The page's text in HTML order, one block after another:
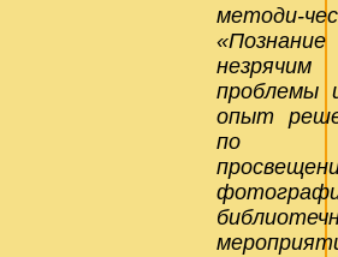
методи-
проблемы
опыт
по